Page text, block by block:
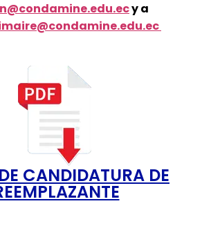
y a
CANDIDATURA DE